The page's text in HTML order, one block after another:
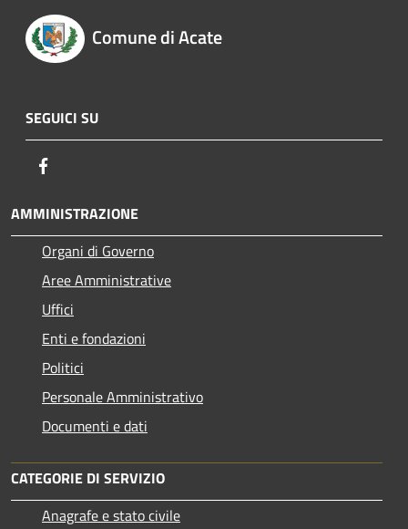
Comune di Acate
SEGUICI SU
AMMINISTRAZIONE
Organi di Governo
Aree Amministrative
Uffici
Enti e fondazioni
Politici
Personale Amministrativo
Documenti e dati
CATEGORIE DI SERVIZIO
Anagrafe e stato civile